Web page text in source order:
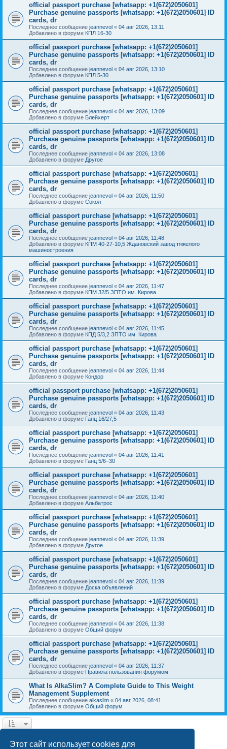
Этот сайт использует cookies для
official passport purchase [whatsapp: +1(672)2050601]
Purchase genuine passports [whatsapp: +1(672)2050601] ID
cards, dr
Последнее сообщение jeannevol « 04 авг 2026, 13:11
Добавлено в форуме КПЛ 16-30
official passport purchase [whatsapp: +1(672)2050601]
Purchase genuine passports [whatsapp: +1(672)2050601] ID
cards, dr
Последнее сообщение jeannevol « 04 авг 2026, 13:10
Добавлено в форуме КПЛ 5-30
official passport purchase [whatsapp: +1(672)2050601]
Purchase genuine passports [whatsapp: +1(672)2050601] ID
cards, dr
Последнее сообщение jeannevol « 04 авг 2026, 13:09
Добавлено в форуме Блейхерт
official passport purchase [whatsapp: +1(672)2050601]
Purchase genuine passports [whatsapp: +1(672)2050601] ID
cards, dr
Последнее сообщение jeannevol « 04 авг 2026, 13:08
Добавлено в форуме Другое
official passport purchase [whatsapp: +1(672)2050601]
Purchase genuine passports [whatsapp: +1(672)2050601] ID
cards, dr
Последнее сообщение jeannevol « 04 авг 2026, 11:50
Добавлено в форуме Сокол
official passport purchase [whatsapp: +1(672)2050601]
Purchase genuine passports [whatsapp: +1(672)2050601] ID
cards, dr
Последнее сообщение jeannevol « 04 авг 2026, 11:48
Добавлено в форуме КПМ 40-27-10,5 Ждановский завод тяжелого
машиностроения
official passport purchase [whatsapp: +1(672)2050601]
Purchase genuine passports [whatsapp: +1(672)2050601] ID
cards, dr
Последнее сообщение jeannevol « 04 авг 2026, 11:47
Добавлено в форуме КПМ 32/5 ЗПТО им. Кирова
official passport purchase [whatsapp: +1(672)2050601]
Purchase genuine passports [whatsapp: +1(672)2050601] ID
cards, dr
Последнее сообщение jeannevol « 04 авг 2026, 11:45
Добавлено в форуме КПД 5/3,2 ЗПТО им. Кирова
official passport purchase [whatsapp: +1(672)2050601]
Purchase genuine passports [whatsapp: +1(672)2050601] ID
cards, dr
Последнее сообщение jeannevol « 04 авг 2026, 11:44
Добавлено в форуме Кондор
official passport purchase [whatsapp: +1(672)2050601]
Purchase genuine passports [whatsapp: +1(672)2050601] ID
cards, dr
Последнее сообщение jeannevol « 04 авг 2026, 11:43
Добавлено в форуме Ганц 16/27,5
official passport purchase [whatsapp: +1(672)2050601]
Purchase genuine passports [whatsapp: +1(672)2050601] ID
cards, dr
Последнее сообщение jeannevol « 04 авг 2026, 11:41
Добавлено в форуме Ганц 5/6–30
official passport purchase [whatsapp: +1(672)2050601]
Purchase genuine passports [whatsapp: +1(672)2050601] ID
cards, dr
Последнее сообщение jeannevol « 04 авг 2026, 11:40
Добавлено в форуме Альбатрос
official passport purchase [whatsapp: +1(672)2050601]
Purchase genuine passports [whatsapp: +1(672)2050601] ID
cards, dr
Последнее сообщение jeannevol « 04 авг 2026, 11:39
Добавлено в форуме Другое
official passport purchase [whatsapp: +1(672)2050601]
Purchase genuine passports [whatsapp: +1(672)2050601] ID
cards, dr
Последнее сообщение jeannevol « 04 авг 2026, 11:39
Добавлено в форуме Доска объявлений
official passport purchase [whatsapp: +1(672)2050601]
Purchase genuine passports [whatsapp: +1(672)2050601] ID
cards, dr
Последнее сообщение jeannevol « 04 авг 2026, 11:38
Добавлено в форуме Общий форум
official passport purchase [whatsapp: +1(672)2050601]
Purchase genuine passports [whatsapp: +1(672)2050601] ID
cards, dr
Последнее сообщение jeannevol « 04 авг 2026, 11:37
Добавлено в форуме Правила пользования форумом
What Is AlkaSlim? A Complete Guide to This Weight
Management Supplement
Последнее сообщение alkaslim « 04 авг 2026, 08:41
Добавлено в форуме Общий форум